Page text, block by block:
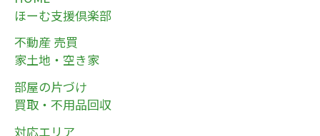
ほーむ支援倶楽部
不動産 売買
家土地・空き家
部屋の片づけ
買取・不用品回収
対応エリア